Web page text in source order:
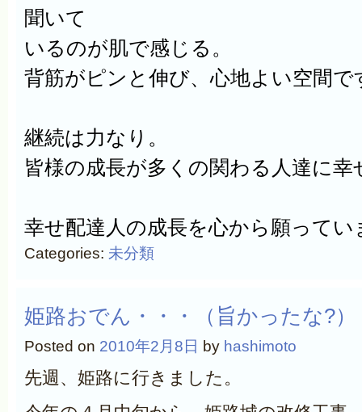
聞いて
いるのが肌で感じる。
背筋がピンと伸び、心地よい空間で
継続は力なり。
皆様の成長が多くの関わる人達に幸
幸せ配達人の成長を心から願ってい
Categories: 未分類
姫路おでん・・・（旨かったな?）
Posted on 2010年2月8日 by hashimoto
先週、姫路に行きました。